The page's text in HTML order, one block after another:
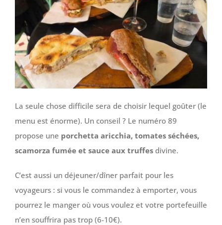
La seule chose difficile sera de choisir lequel goûter (le
menu est énorme). Un conseil ? Le numéro 89
propose une porchetta aricchia, tomates séchées,
scamorza fumée et sauce aux truffesdivine.
C’est aussi un déjeuner/dîner parfait pour les
voyageurs : si vous le commandez à emporter, vous
pourrez le manger où vous voulez et votre portefeuille
n’en souffrira pas trop (6-10€).